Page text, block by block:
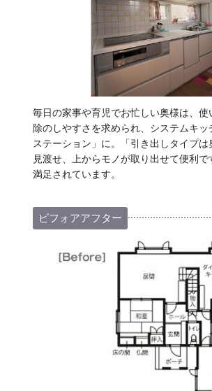
毎日の家事や育児でお忙しい奥様は、使
除のしやすさを求められ、システムキッ
ステーション」に。「引き出しタイプは
見渡せ、上からモノが取り出せて便利で
満足されています。
ビフォアアフター